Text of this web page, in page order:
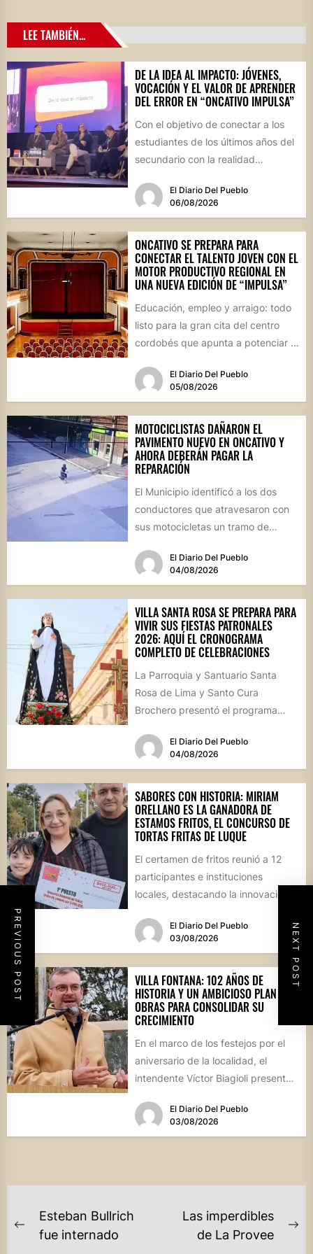
PREVIOUS POST NEXT POST
LEE TAMBIÉN...
DE LA IDEA AL IMPACTO: JÓVENES,
VOCACIÓN Y EL VALOR DE APRENDER
DEL ERROR EN “ONCATIVO IMPULSA”
Con el objetivo de conectar a los
estudiantes de los últimos años del
secundario con la realidad
El Diario Del Pueblo
06/08/2026
ONCATIVO SE PREPARA PARA
CONECTAR EL TALENTO JOVEN CON EL
MOTOR PRODUCTIVO REGIONAL EN
UNA NUEVA EDICIÓN DE “IMPULSA”
Educación, empleo y arraigo: todo
listo para la gran cita del centro
cordobés que apunta a potenciar el
El Diario Del Pueblo
05/08/2026
MOTOCICLISTAS DAÑARON EL
PAVIMENTO NUEVO EN ONCATIVO Y
AHORA DEBERÁN PAGAR LA
REPARACIÓN
El Municipio identificó a los dos
conductores que atravesaron con
sus motocicletas un tramo de
calle...
El Diario Del Pueblo
04/08/2026
VILLA SANTA ROSA SE PREPARA PARA
VIVIR SUS FIESTAS PATRONALES
2026: AQUÍ EL CRONOGRAMA
COMPLETO DE CELEBRACIONES
La Parroquia y Santuario Santa
Rosa de Lima y Santo Cura
Brochero presentó el programa
El Diario Del Pueblo
04/08/2026
SABORES CON HISTORIA: MIRIAM
ORELLANO ES LA GANADORA DE
ESTAMOS FRITOS, EL CONCURSO DE
TORTAS FRITAS DE LUQUE
El certamen de fritos reunió a 12
participantes e instituciones
locales, destacando la innovación
El Diario Del Pueblo
03/08/2026
VILLA FONTANA: 102 AÑOS DE
HISTORIA Y UN AMBICIOSO PLAN DE
OBRAS PARA CONSOLIDAR SU
CRECIMIENTO
En el marco de los festejos por el
aniversario de la localidad, el
intendente Víctor Biagioli presentó
El Diario Del Pueblo
03/08/2026
NAVEGACIÓN
Previous
Esteban Bullrich
fue internado
Las imperdibles
de La Provee